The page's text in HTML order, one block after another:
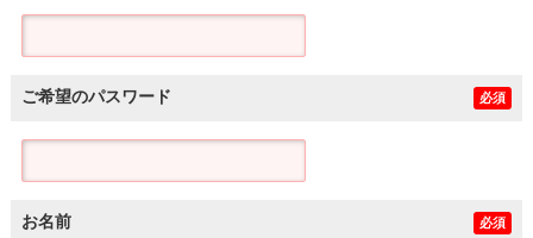
ご希望のパスワード 必須
お名前 必須